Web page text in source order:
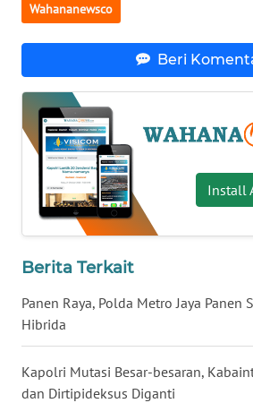
Wahananewsco
Beri
Install
Berita Terkait
Panen Raya, Polda Metro Jaya Panen
Hibrida
Kapolri Mutasi Besar-besaran,
dan Dirtipideksus Diganti
WN
SUMSEL
WN
BENGKULU
WN
LAMPUNG
WN
NUSANTARA
JOGJA